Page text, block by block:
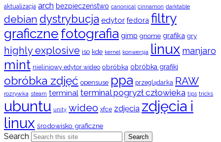
aktualizacja arch bezpieczeństwo canonical cinnamon darktable
debian dystrybucja edytor fedora filtry
graficznefotografia gimp gnome grafika gry
highly explosive iso kde kernel konwersja linux manjaro
mint nieliniowy edytor wideo obróbka obróbka grafiki
obróbka zdjęć opensuse ppa przeglądarka RAW
rozrywka steam terminal terminal pogryzł człowieka tips tricks
ubuntu unity wideo xfce zdjęcia zdjęcia i
linux środowisko graficzne
Search Search